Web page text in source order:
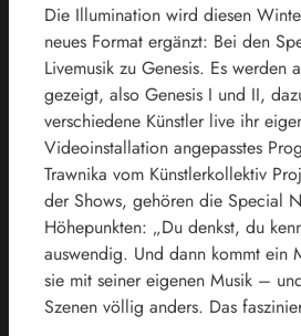
Die Illumination wird diesen
neues Format ergänzt: Bei den
Livemusik zu Genesis. Es werden
gezeigt, also Genesis I und II,
verschiedene Künstler live ihr
Videoinstallation angepasstes
Trawnika vom Künstlerkollektiv
der Shows, gehören die Special
Höhepunkten: „Du denkst, du
auswendig. Und dann kommt ein
sie mit seiner eigenen Musik –
Szenen völlig anders. Das